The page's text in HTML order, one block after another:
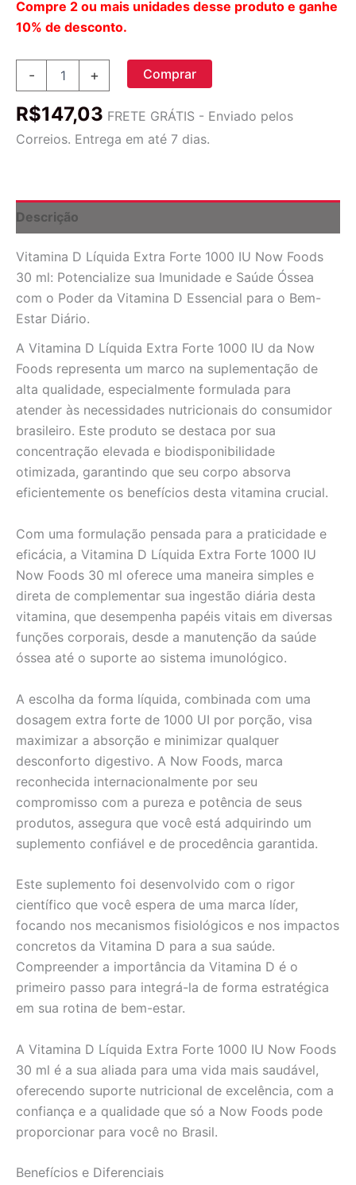
Compre 2 ou mais unidades desse produto e ganhe
10% de desconto.
-
Extra
1000
30
ml:
para
Imunidade
Saúde
Óssea
Brasil
quantidade
+ Comprar
R$147,03 FRETE GRÁTIS - Enviado pelos
Correios. Entrega em até 7 dias.
Descrição
Vitamina D Líquida Extra Forte 1000 IU Now Foods
30 ml: Potencialize sua Imunidade e Saúde Óssea
com o Poder da Vitamina D Essencial para o Bem-
Estar Diário.
A Vitamina D Líquida Extra Forte 1000 IU da Now
Foods representa um marco na suplementação de
alta qualidade, especialmente formulada para
atender às necessidades nutricionais do consumidor
brasileiro. Este produto se destaca por sua
concentração elevada e biodisponibilidade
otimizada, garantindo que seu corpo absorva
eficientemente os benefícios desta vitamina crucial.
Com uma formulação pensada para a praticidade e
eficácia, a Vitamina D Líquida Extra Forte 1000 IU
Now Foods 30 ml oferece uma maneira simples e
direta de complementar sua ingestão diária desta
vitamina, que desempenha papéis vitais em diversas
funções corporais, desde a manutenção da saúde
óssea até o suporte ao sistema imunológico.
A escolha da forma líquida, combinada com uma
dosagem extra forte de 1000 UI por porção, visa
maximizar a absorção e minimizar qualquer
desconforto digestivo. A Now Foods, marca
reconhecida internacionalmente por seu
compromisso com a pureza e potência de seus
produtos, assegura que você está adquirindo um
suplemento confiável e de procedência garantida.
Este suplemento foi desenvolvido com o rigor
científico que você espera de uma marca líder,
focando nos mecanismos fisiológicos e nos impactos
concretos da Vitamina D para a sua saúde.
Compreender a importância da Vitamina D é o
primeiro passo para integrá-la de forma estratégica
em sua rotina de bem-estar.
A Vitamina D Líquida Extra Forte 1000 IU Now Foods
30 ml é a sua aliada para uma vida mais saudável,
oferecendo suporte nutricional de excelência, com a
confiança e a qualidade que só a Now Foods pode
proporcionar para você no Brasil.
Benefícios e Diferenciais